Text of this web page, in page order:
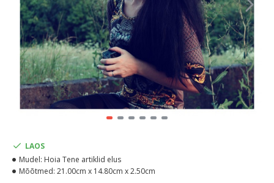
LAOS
Mudel: Hoia Tene artiklid elus
Mõõtmed: 21.00cm x 14.80cm x 2.50cm